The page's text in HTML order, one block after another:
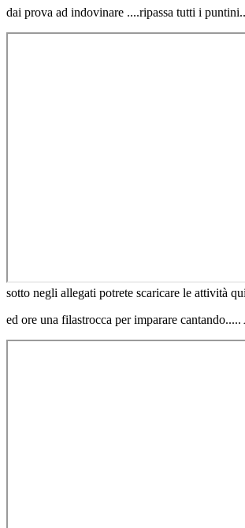
dai prova ad indovinare ....ripassa tutti i
sotto negli allegati potrete scaricare le attività
ed ore una filastrocca per imparare